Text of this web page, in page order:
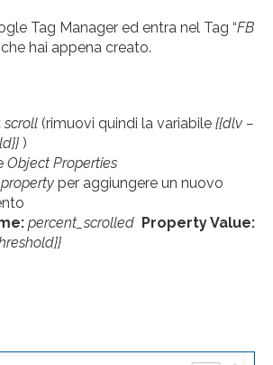
Tag Manager ed entra nel Tag “FB
che hai appena creato.
scroll (rimuovi quindi la variabile {{dlv –
)
Object Properties
per aggiungere un nuovo
percent_scrolled Property Value: